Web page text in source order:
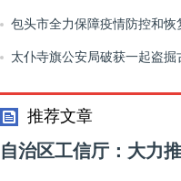
服务包头市全力保障疫情防控和恢
太仆寺旗公安局破获一起盗掘
推荐文章
自治区工信厅：大力